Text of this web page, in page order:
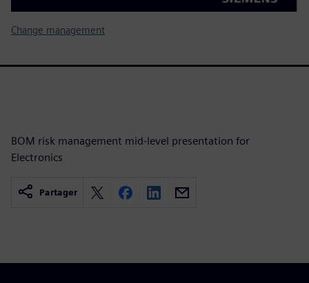
Change management
BOM risk management mid-level presentation for
Electronics
Partager